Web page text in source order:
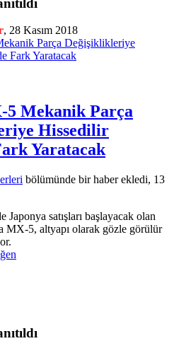
, 28 Kasım 2018
5 Mekanik Parça
Hissedilir
Yaratacak
bölümünde bir haber ekledi, 13
Japonya satışları başlayacak olan
MX-5, altyapı olarak gözle görülür